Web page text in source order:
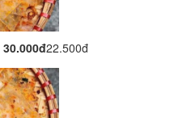
30.000đ22.500đ